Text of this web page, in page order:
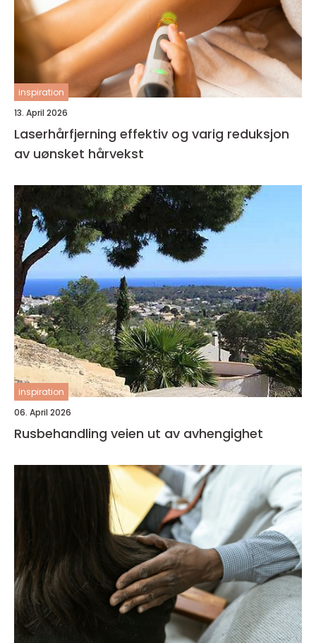
inspiration
13. April 2026
Laserhårfjerning effektiv og varig reduksjon
av uønsket hårvekst
inspiration
06. April 2026
Rusbehandling veien ut av avhengighet